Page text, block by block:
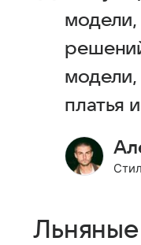
модели,
модели,
платья
Льняные